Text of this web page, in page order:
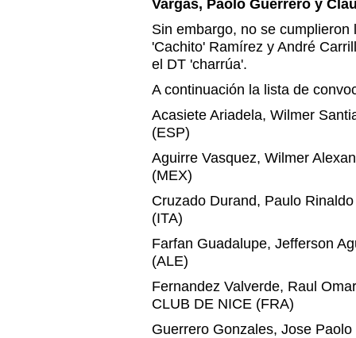
Vargas, Paolo Guerrero y
Sin embargo, no se
'Cachito' Ramírez y André
el DT 'charrúa'.
A continuación la lista de
Acasiete Ariadela, Wilmer
(ESP)
Aguirre Vasquez, Wilmer
(MEX)
Cruzado Durand, Paulo
(ITA)
Farfan Guadalupe, Jefferson
(ALE)
Fernandez Valverde, Raul
CLUB DE NICE (FRA)
Guerrero Gonzales, Jose Paolo